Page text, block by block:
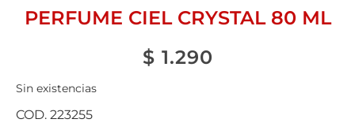
PERFUME CIEL CRYSTAL 80 ML
$ 1.290
Sin existencias
COD. 223255